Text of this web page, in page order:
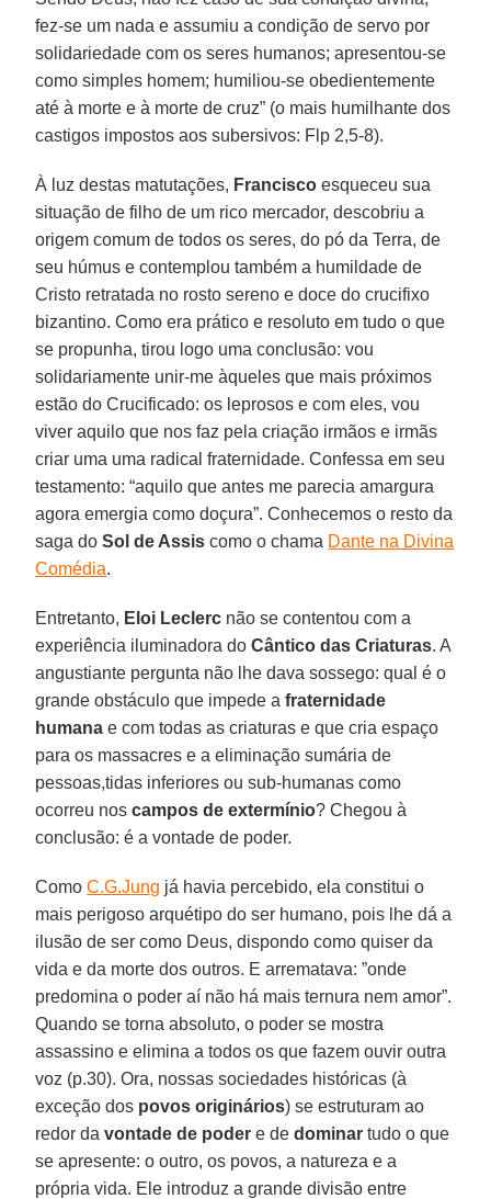
fez-se um nada e assumiu a condição de servo por
solidariedade com os seres humanos; apresentou-se
como simples homem; humiliou-se obedientemente
até à morte e à morte de cruz” (o mais humilhante dos
castigos impostos aos subersivos: Flp 2,5-8).
À luz destas matutações, Francisco esqueceu sua
situação de filho de um rico mercador, descobriu a
origem comum de todos os seres, do pó da Terra, de
seu húmus e contemplou também a humildade de
Cristo retratada no rosto sereno e doce do crucifixo
bizantino. Como era prático e resoluto em tudo o que
se propunha, tirou logo uma conclusão: vou
solidariamente unir-me àqueles que mais próximos
estão do Crucificado: os leprosos e com eles, vou
viver aquilo que nos faz pela criação irmãos e irmãs
criar uma uma radical fraternidade. Confessa em seu
testamento: “aquilo que antes me parecia amargura
agora emergia como doçura”. Conhecemos o resto da
saga doSol de Assis como o chama Dante na Divina
Comédia.
Entretanto, Eloi Leclerc não se contentou com a
experiência iluminadora doCântico das Criaturas. A
angustiante pergunta não lhe dava sossego: qual é o
grande obstáculo que impede afraternidade
humana e com todas as criaturas e que cria espaço
para os massacres e a eliminação sumária de
pessoas,tidas inferiores ou sub-humanas como
ocorreu noscampos de extermínio? Chegou à
conclusão: é a vontade de poder.
ComoC.G.Jung já havia percebido, ela constitui o
mais perigoso arquétipo do ser humano, pois lhe dá a
ilusão de ser como Deus, dispondo como quiser da
vida e da morte dos outros. E arrematava: ”onde
predomina o poder aí não há mais ternura nem amor”.
Quando se torna absoluto, o poder se mostra
assassino e elimina a todos os que fazem ouvir outra
voz (p.30). Ora, nossas sociedades históricas (à
exceção dos povos originários) se estruturam ao
redor davontade de poder e dedominar tudo o que
se apresente: o outro, os povos, a natureza e a
própria vida. Ele introduz a grande divisão entre